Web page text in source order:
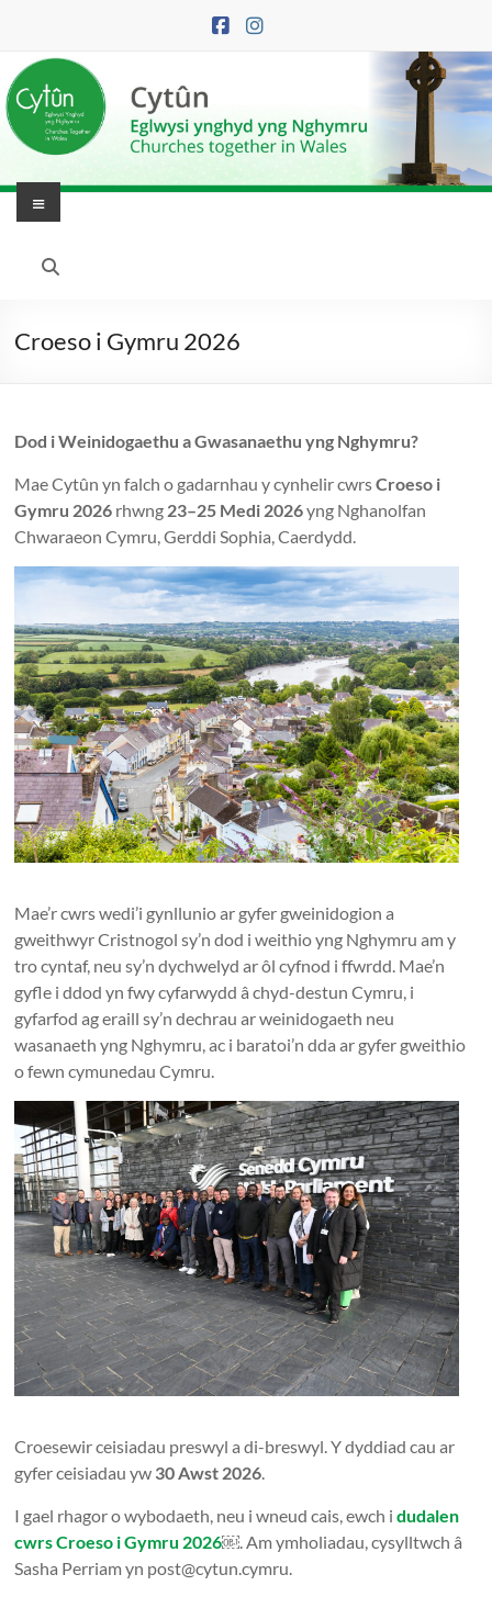
content
Eglwysi
yng
Churches
Together
in
Wales
ynghyd
yng
Nghymru
Churches
Together
in
Wales
Menu
Croeso i Gymru 2026
Dod i Weinidogaethu a Gwasanaethu yng Nghymru?
Mae Cytûn yn falch o gadarnhau y cynhelir cwrsCroeso i
Gymru 2026 rhwng 23–25 Medi 2026yng Nghanolfan
Chwaraeon Cymru, Gerddi Sophia, Caerdydd.
Mae’r cwrs wedi’i gynllunio ar gyfer gweinidogion a
gweithwyr Cristnogol sy’n dod i weithio yng Nghymru am y
tro cyntaf, neu sy’n dychwelyd ar ôl cyfnod i ffwrdd. Mae’n
gyfle i ddod yn fwy cyfarwydd â chyd-destun Cymru, i
gyfarfod ag eraill sy’n dechrau ar weinidogaeth neu
wasanaeth yng Nghymru, ac i baratoi’n dda ar gyfer gweithio
o fewn cymunedau Cymru.
Croesewir ceisiadau preswyl a di-breswyl. Y dyddiad cau ar
gyfer ceisiadau yw 30 Awst 2026.
I gael rhagor o wybodaeth, neu i wneud cais, ewch idudalen
cwrs Croeso i Gymru 2026￼. Am ymholiadau, cysylltwch â
Sasha Perriam yn post@cytun.cymru.